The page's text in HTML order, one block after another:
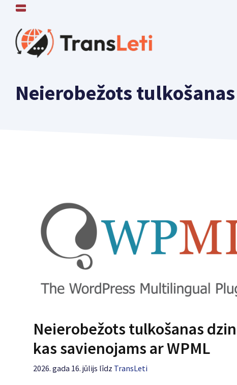
Pāriet
saturu
Neierobežots
Neierobežots tulkošanas
kas savienojams ar WPML
2026. gada 16. jūlijs līdz TransLeti